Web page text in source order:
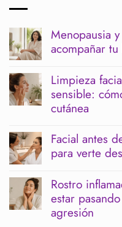
Menopausia
acompañar
hay
comentarios
en
Menopausia
y
pesadas:
cómo
acompañar
tu
corporal
Limpieza
sensible:
cutánea
hay
comentarios
en
Limpieza
profunda
para
piel
sensible:
cómo
Facial antes
para verte
hay
comentarios
en
Facial
antes
Rostro
estar
agresión